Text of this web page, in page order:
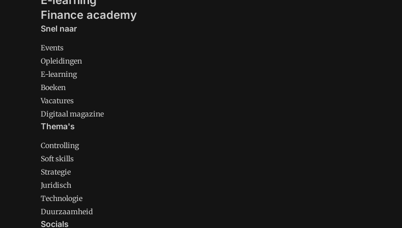
Finance academy
Snel naar
Events
Opleidingen
E-learning
Boeken
Vacatures
Digitaal magazine
Thema's
Controlling
Soft skills
Strategie
Juridisch
Technologie
Duurzaamheid
Socials